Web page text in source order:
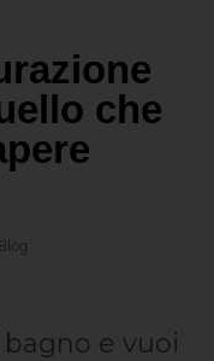
che
Blog
e vuoi